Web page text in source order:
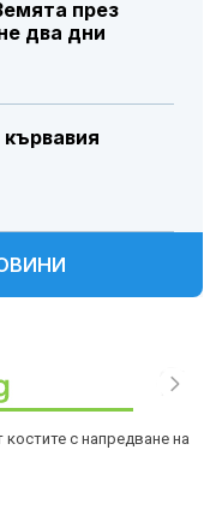
през
два дни
с напредване на